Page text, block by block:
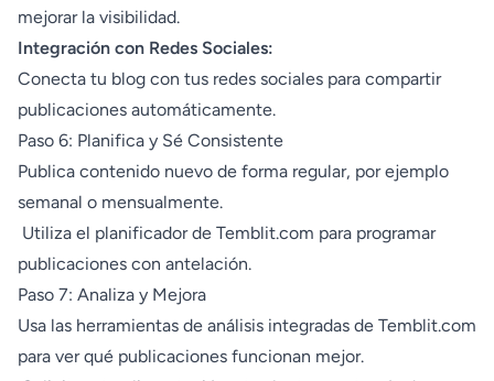
mejorar la visibilidad.
Integración con Redes Sociales:
Conecta tu blog con tus redes sociales para compartir
publicaciones automáticamente.
Paso 6: Planifica y Sé Consistente
Publica contenido nuevo de forma regular, por ejemplo
semanal o mensualmente.
Utiliza el planificador de Temblit.com para programar
publicaciones con antelación.
Paso 7: Analiza y Mejora
Usa las herramientas de análisis integradas de Temblit.com
para ver qué publicaciones funcionan mejor.